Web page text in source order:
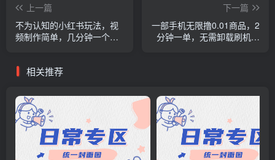
上一篇
不为认知的小红书玩法，视
频制作简单，几分钟一个原
下一篇
一部手机无限撸0.01商品，2
分钟一单，无需卸载刷机改
相关推荐